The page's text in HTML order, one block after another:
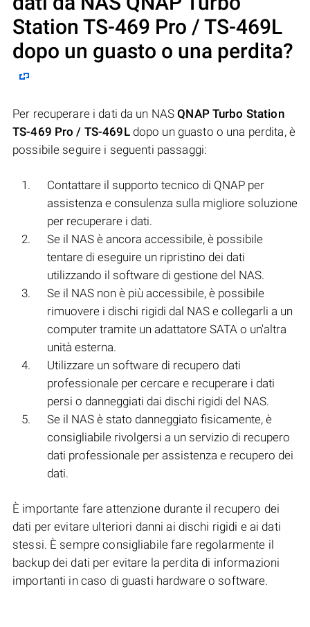
Station TS-469 Pro / TS-469L
dopo un guasto o una perdita?
Per recuperare i dati da un NASQNAP Turbo Station
TS-469 Pro / TS-469Ldopo un guasto o una perdita, è
possibile seguire i seguenti passaggi:
Contattare il supporto tecnico di QNAP per
assistenza e consulenza sulla migliore soluzione
per recuperare i dati.
Se il NAS è ancora accessibile, è possibile
tentare di eseguire un ripristino dei dati
utilizzando il software di gestione del NAS.
Se il NAS non è più accessibile, è possibile
rimuovere i dischi rigidi dal NAS e collegarli a un
computer tramite un adattatore SATA o un'altra
unità esterna.
Utilizzare un software di recupero dati
professionale per cercare e recuperare i dati
persi o danneggiati dai dischi rigidi del NAS.
Se il NAS è stato danneggiato fisicamente, è
consigliabile rivolgersi a un servizio di recupero
dati professionale per assistenza e recupero dei
dati.
È importante fare attenzione durante il recupero dei
dati per evitare ulteriori danni ai dischi rigidi e ai dati
stessi. È sempre consigliabile fare regolarmente il
backup dei dati per evitare la perdita di informazioni
importanti in caso di guasti hardware o software.